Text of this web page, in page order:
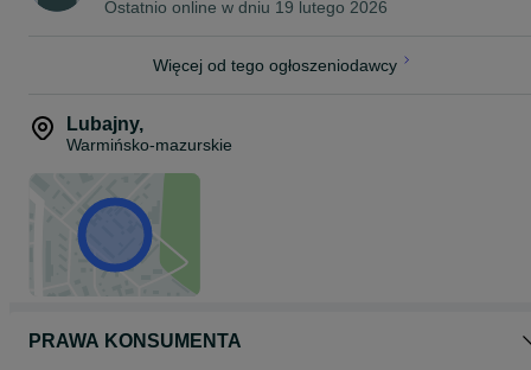
Ostatnio online w dniu 19 lutego 2026
Więcej od tego ogłoszeniodawcy
Lubajny,
Warmińsko-mazurskie
PRAWA KONSUMENTA